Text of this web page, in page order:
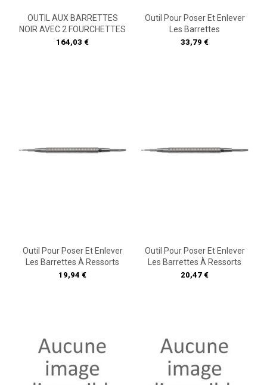
OUTIL AUX BARRETTES
NOIR AVEC 2 FOURCHETTES
Prix
164,03 €
Outil Pour Poser Et Enlever
Les Barrettes
Prix
33,79 €
Outil Pour Poser Et Enlever
Les Barrettes À Ressorts
Prix
19,94 €
Outil Pour Poser Et Enlever
Les Barrettes À Ressorts
Prix
20,47 €